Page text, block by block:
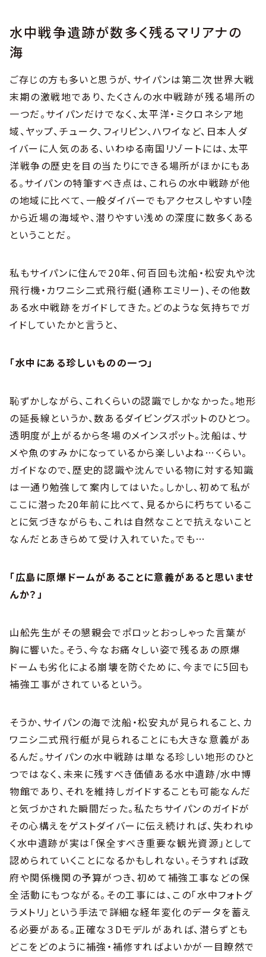
水中戦争遺跡が数多く残るマリアナの
海
ご存じの方も多いと思うが、サイパンは第二次世界大戦
末期の激戦地であり、たくさんの水中戦跡が残る場所の
一つだ。サイパンだけでなく、太平洋・ミクロネシア地
域、ヤップ、チューク、フィリピン、ハワイなど、日本人ダ
イバーに人気のある、いわゆる南国リゾートには、太平
洋戦争の歴史を目の当たりにできる場所がほかにもあ
る。サイパンの特筆すべき点は、これらの水中戦跡が他
の地域に比べて、一般ダイバーでもアクセスしやすい陸
から近場の海域や、潜りやすい浅めの深度に数多くある
ということだ。
私もサイパンに住んで20年、何百回も沈船・松安丸や沈
飛行機・カワニシ二式飛行艇(通称エミリー)、その他数
ある水中戦跡をガイドしてきた。どのような気持ちでガ
イドしていたかと言うと、
「水中にある珍しいものの一つ」
恥ずかしながら、これくらいの認識でしかなかった。地形
の延長線というか、数あるダイビングスポットのひとつ。
透明度が上がるから冬場のメインスポット。沈船は、サ
メや魚のすみかになっているから楽しいよね…くらい。
ガイドなので、歴史的認識や沈んでいる物に対する知識
は一通り勉強して案内してはいた。しかし、初めて私が
ここに潜った20年前に比べて、見るからに朽ちているこ
とに気づきながらも、これは自然なことで抗えないこと
なんだとあきらめて受け入れていた。でも…
「広島に原爆ドームがあることに意義があると思いませ
んか？」
山舩先生がその懇親会でポロッとおっしゃった言葉が
胸に響いた。そう、今なお痛々しい姿で残るあの原爆
ドームも劣化による崩壊を防ぐために、今までに5回も
補強工事がされているという。
そうか、サイパンの海で沈船・松安丸が見られること、カ
ワニシ二式飛行艇が見られることにも大きな意義があ
るんだ。サイパンの水中戦跡は単なる珍しい地形のひと
つではなく、未来に残すべき価値ある水中遺跡/水中博
物館であり、それを維持しガイドすることも可能なんだ
と気づかされた瞬間だった。私たちサイパンのガイドが
その心構えをゲストダイバーに伝え続ければ、失われゆ
く水中遺跡が実は「保全すべき重要な観光資源」として
認められていくことになるかもしれない。そうすれば政
府や関係機関の予算がつき、初めて補強工事などの保
全活動にもつながる。その工事には、この「水中フォトグ
ラメトリ」という手法で詳細な経年変化のデータを蓄え
る必要がある。正確な３Dモデルがあれば、潜らずとも
どこをどのように補強・補修すればよいかが一目瞭然で